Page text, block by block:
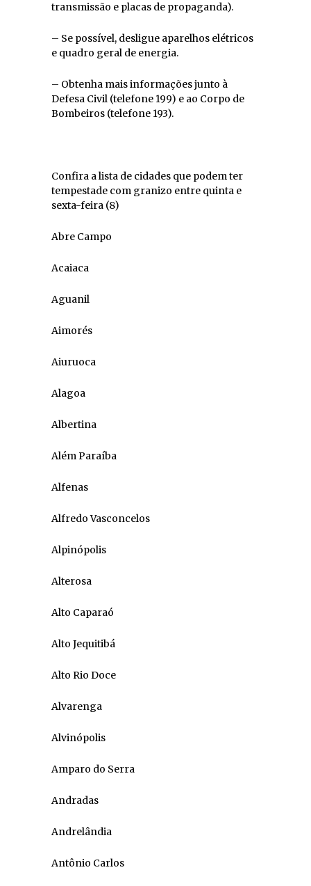
transmissão e placas de propaganda).
– Se possível, desligue aparelhos elétricos
e quadro geral de energia.
– Obtenha mais informações junto à
Defesa Civil (telefone 199) e ao Corpo de
Bombeiros (telefone 193).
Confira a lista de cidades que podem ter
tempestade com granizo entre quinta e
sexta-feira (8)
Abre Campo
Acaiaca
Aguanil
Aimorés
Aiuruoca
Alagoa
Albertina
Além Paraíba
Alfenas
Alfredo Vasconcelos
Alpinópolis
Alterosa
Alto Caparaó
Alto Jequitibá
Alto Rio Doce
Alvarenga
Alvinópolis
Amparo do Serra
Andradas
Andrelândia
Antônio Carlos